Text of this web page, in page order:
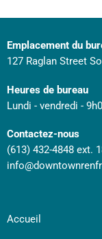
Emplacement du
127 Raglan Street
Heures de bureau
Lundi - vendredi -
Contactez-nous
(613) 432-4848 ext.
Accueil